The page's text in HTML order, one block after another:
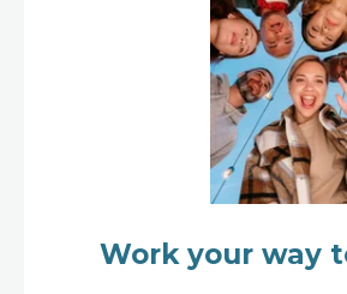
Work your way